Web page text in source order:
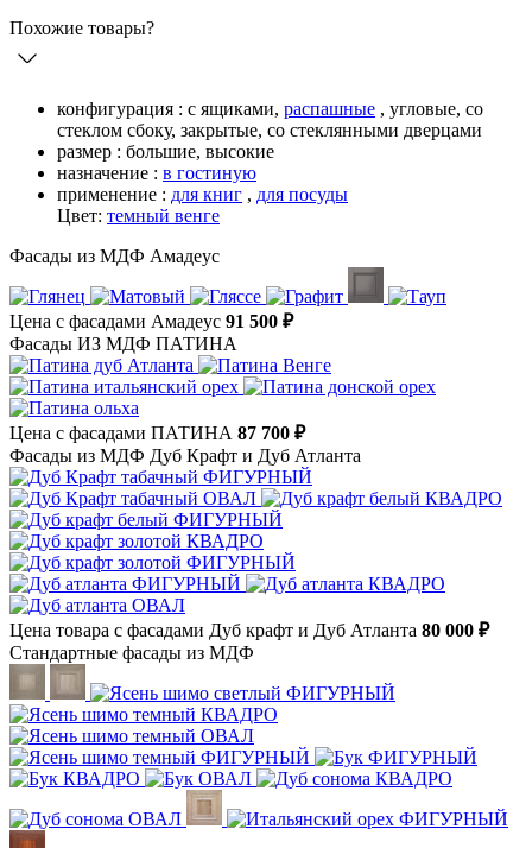
Похожие товары?
конфигурация : с ящиками, распашные , угловые, со
стеклом сбоку, закрытые, со стеклянными дверцами
размер : большие, высокие
назначение : в гостиную
применение : для книг , для посуды
Цвет: темный венге
Фасады из МДФ Амадеус
Цена с фасадами Амадеус 91 500 ₽
Фасады ИЗ МДФ ПАТИНА
Цена с фасадами ПАТИНА 87 700 ₽
Фасады из МДФ Дуб Крафт и Дуб Атланта
Цена товара с фасадами Дуб крафт и Дуб Атланта 80 000 ₽
Стандартные фасады из МДФ